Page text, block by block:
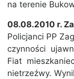
na terenie
08.08.2010 r.
Policjanci PP
czynności
Fiat
nietrzeźwy.